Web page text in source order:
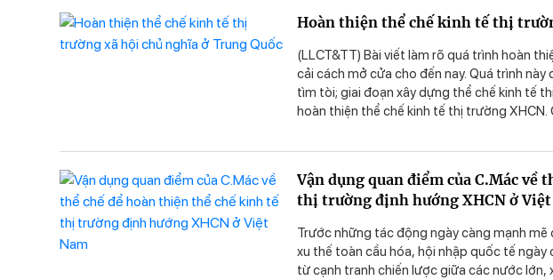
động lực quan trọng nhất đối với toàn bộ
Nghị quyết 68 của Bộ chính trị về phát
Những quan điểm cơ bản của Nghị quyết
trở thành định hướng chỉ đạo hành động
XHCN ở Việt Nam ngày càng phát triển
Hoàn thiện thể chế kinh tế thị
(LLCT&TT) Bài viết làm rõ quá trình hoàn
cải cách mở cửa cho đến nay. Quá trình
tìm tòi; giai đoạn xây dựng thể chế kinh tế
hoàn thiện thể chế kinh tế thị trường
tập trung ở cải cách doanh nghiệp nhà
thiện thể chế kinh tế thị trường ở Trung
Nam.
Vận dụng quan điểm của C.Mác
thị trường định hướng XHCN ở Việt
Trước những tác động ngày càng mạnh
xu thế toàn cầu hóa, hội nhập quốc tế
từ cạnh tranh chiến lược giữa các nước lớn,